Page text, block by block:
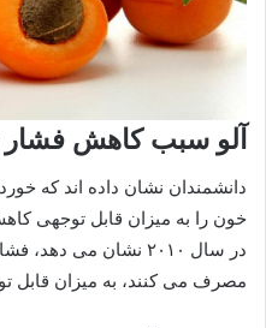
آلو سبب کاهش
دانشمندان نشان داده اند که
خون را به میزان قابل توجهی
در سال ۲۰۱۰ نشان می
مصرف می کنند، به میزان قابل